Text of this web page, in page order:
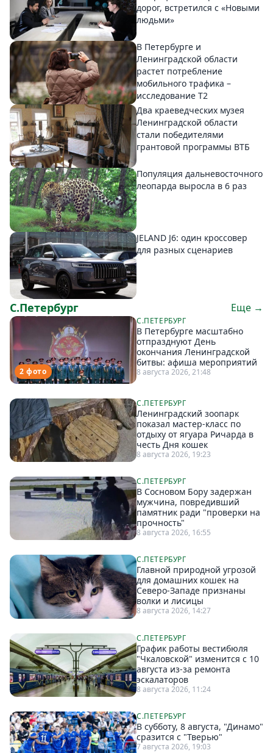
С.Петербург Еще →
2 фото
С.ПЕТЕРБУРГ
В Петербурге масштабно
отпразднуют День
окончания Ленинградской
битвы: афиша мероприятий
8 августа 2026, 21:48
С.ПЕТЕРБУРГ
Ленинградский зоопарк
показал мастер-класс по
отдыху от ягуара Ричарда в
честь Дня кошек
8 августа 2026, 19:23
С.ПЕТЕРБУРГ
В Сосновом Бору задержан
мужчина, повредивший
памятник ради "проверки на
прочность"
8 августа 2026, 16:55
С.ПЕТЕРБУРГ
Главной природной угрозой
для домашних кошек на
Северо-Западе признаны
волки и лисицы
8 августа 2026, 14:27
С.ПЕТЕРБУРГ
График работы вестибюля
"Чкаловской" изменится с 10
августа из-за ремонта
эскалаторов
8 августа 2026, 11:24
С.ПЕТЕРБУРГ
В субботу, 8 августа, "Динамо"
сразится с "Тверью"
7 августа 2026, 19:03
дорог, встретился с «Новыми
людьми»
В Петербурге и
Ленинградской области
растет потребление
мобильного трафика –
исследование T2
Два краеведческих музея
Ленинградской области
стали победителями
грантовой программы ВТБ
Популяция дальневосточного
леопарда выросла в 6 раз
JELAND J6: один кроссовер
для разных сценариев